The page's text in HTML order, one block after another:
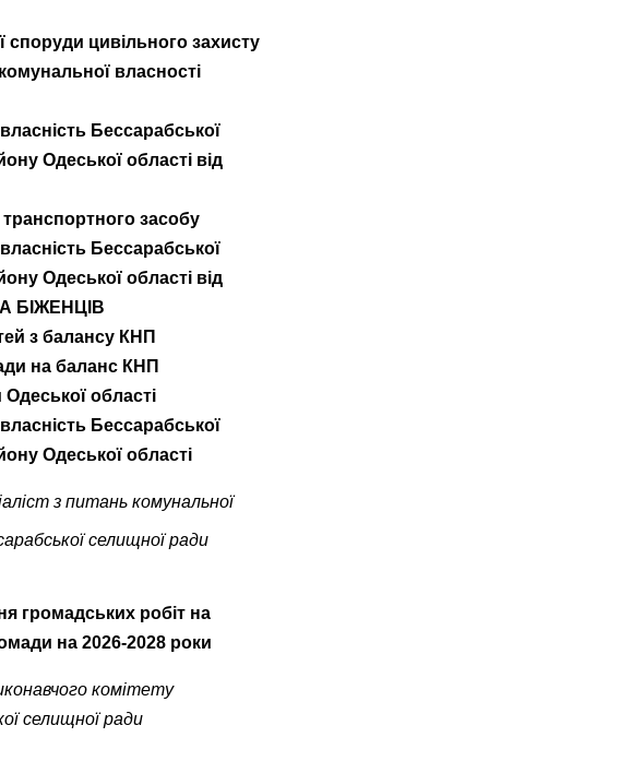
споруди цивільного захисту
власності
Бессарабської
Одеської області від
засобу
Бессарабської
Одеської області від
БІЖЕНЦІВ
з балансу КНП
на баланс КНП
області
Бессарабської
Одеської області
з питань комунальної
селищної ради
громадських робіт на
на 2026-2028 роки
комітету
селищної ради